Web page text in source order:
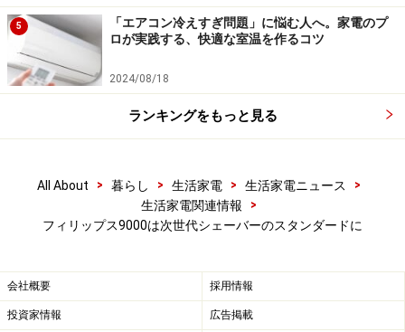
5
「エアコン冷えすぎ問題」に悩む人へ。家電のプ
ロが実践する、快適な室温を作るコツ
2024/08/18
ランキングをもっと見る
All About > 暮らし > 生活家電 > 生活家電ニュース
>
生活家電関連情報
>
フィリップス9000は次世代シェーバーのスタンダードに
会社概要 採用情報
投資家情報 広告掲載